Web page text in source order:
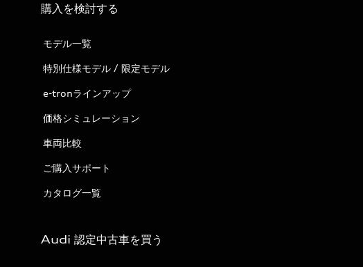
購入を検討する
モデル一覧
特別仕様モデル / 限定モデル
e-tronラインアップ
価格シミュレーション
車両比較
ご購入サポート
カタログ一覧
Audi 認定中古車を買う